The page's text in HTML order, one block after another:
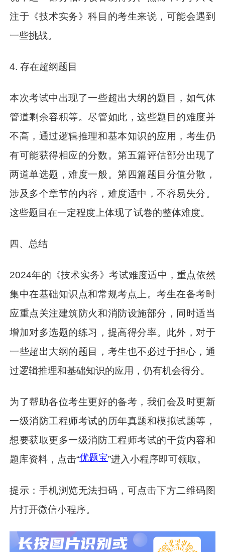
注于《技术实务》科目的考生来说，可能会遇到
一些挑战。
4. 存在超纲题目
本次考试中出现了一些超出大纲的题目，如气体
管道剩余容积等。尽管如此，这些题目的难度并
不高，通过逻辑推理和基本知识的应用，考生仍
有可能获得相应的分数。第五篇评估部分出现了
两道单选题，难度一般。第四篇题目分值分散，
涉及多个章节的内容，难度适中，不容易失分。
这些题目在一定程度上体现了试卷的整体难度。
四、总结
2024年的《技术实务》考试难度适中，重点依然
集中在基础知识点和常规考点上。考生在备考时
应重点关注建筑防火和消防设施部分，同时适当
增加对多选题的练习，提高得分率。此外，对于
一些超出大纲的题目，考生也不必过于担心，通
过逻辑推理和基础知识的应用，仍有机会得分。
为了帮助各位考生更好的备考，我们会及时更新
一级消防工程师考试的历年真题和模拟试题等，
想要获取更多一级消防工程师考试的干货内容和
题库资料，点击“优题宝”进入小程序即可领取。
提示：手机浏览无法扫码，可点击下方二维码图
片打开微信小程序。